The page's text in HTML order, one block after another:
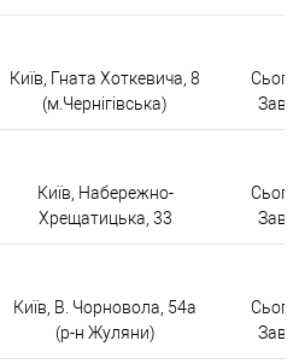
Київ, Гната Хоткевича, 8
(м.Чернігівська)
Київ, Набережно-
Хрещатицька, 33
Київ, В. Чорновола, 54а
(р-н Жуляни)